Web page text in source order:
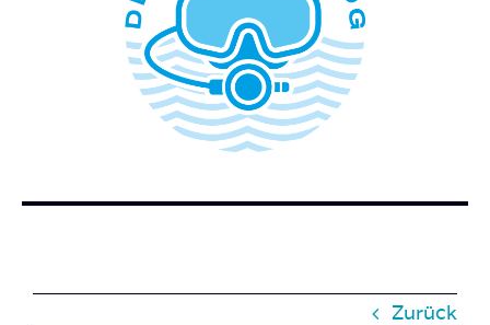
WER STECKT HINTER DEM TAUCHERBLOG?
BUCH BESTELLEN
Zurück